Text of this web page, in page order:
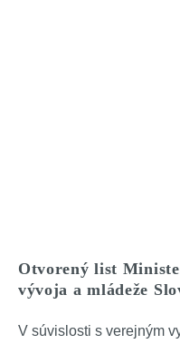
Otvorený list
vývoja a mládeže
V súvislosti s verejným